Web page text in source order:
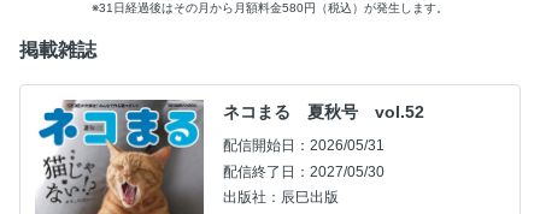
31日経過後はその月から月額料金580円（税込）が発生します。
掲載雑誌
ネコまる 夏秋号 vol.52
配信開始日：2026/05/31
配信終了日：2027/05/30
出版社：辰巳出版